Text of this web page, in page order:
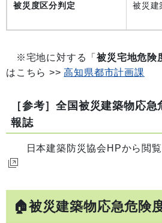
被災度区分判定 被災建
※宅地に対する「被災宅地危険
はこちら >>高知県都市計画課
［参考］全国被災建築物応
報誌
日本建築防災協会HPから閲覧
🏠被災建築物応急危険